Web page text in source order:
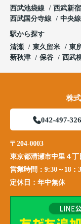
西武池袋線
西武新
西武国分寺線
中央線
駅から探す
清瀬
東久留米 東
新秋津
保谷 西武
株
042-497-
〒204-0003
東京都清瀬市中里４丁
営業時間： 9:30～18：
定休日： 年中無休